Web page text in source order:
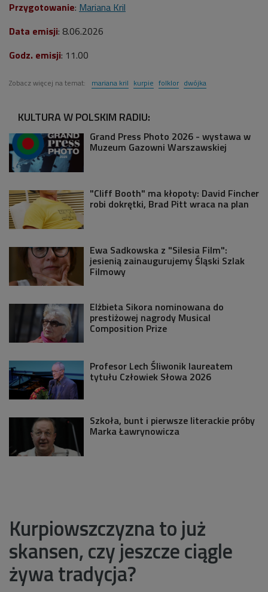
Przygotowanie: Mariana Kril
Data emisji: 8.06.2026
Godz. emisji: 11.00
Zobacz więcej na temat: mariana kril kurpie folklor dwójka
KULTURA W POLSKIM RADIU:
Grand Press Photo 2026 - wystawa w
Muzeum Gazowni Warszawskiej
"Cliff Booth" ma kłopoty: David Fincher
robi dokrętki, Brad Pitt wraca na plan
Ewa Sadkowska z "Silesia Film":
jesienią zainaugurujemy Śląski Szlak
Filmowy
Elżbieta Sikora nominowana do
prestiżowej nagrody Musical
Composition Prize
Profesor Lech Śliwonik laureatem
tytułu Człowiek Słowa 2026
Szkoła, bunt i pierwsze literackie próby
Marka Ławrynowicza
Kurpiowszczyzna to już
skansen, czy jeszcze ciągle
żywa tradycja?